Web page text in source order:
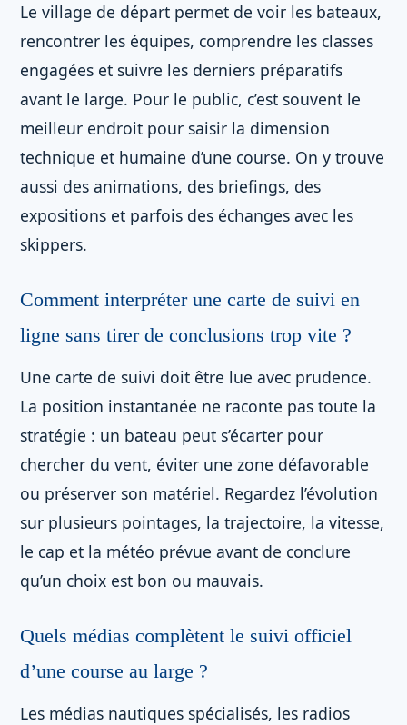
Le village de départ permet de voir les bateaux,
rencontrer les équipes, comprendre les classes
engagées et suivre les derniers préparatifs
avant le large. Pour le public, c’est souvent le
meilleur endroit pour saisir la dimension
technique et humaine d’une course. On y trouve
aussi des animations, des briefings, des
expositions et parfois des échanges avec les
skippers.
Comment interpréter une carte de suivi en
ligne sans tirer de conclusions trop vite ?
Une carte de suivi doit être lue avec prudence.
La position instantanée ne raconte pas toute la
stratégie : un bateau peut s’écarter pour
chercher du vent, éviter une zone défavorable
ou préserver son matériel. Regardez l’évolution
sur plusieurs pointages, la trajectoire, la vitesse,
le cap et la météo prévue avant de conclure
qu’un choix est bon ou mauvais.
Quels médias complètent le suivi officiel
d’une course au large ?
Les médias nautiques spécialisés, les radios